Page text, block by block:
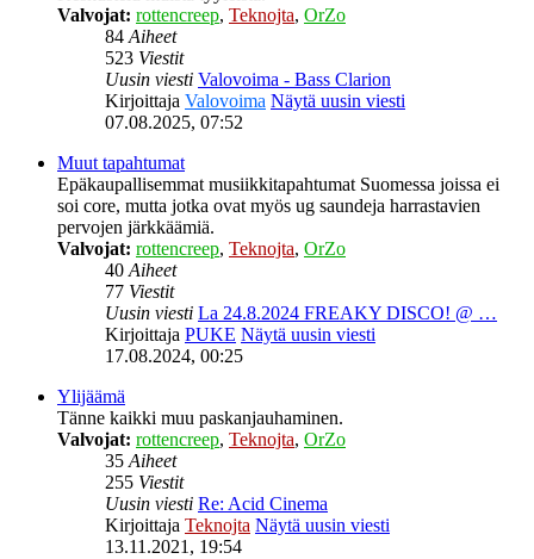
Valvojat: rottencreep, Teknojta, OrZo
84Aiheet
523 Viestit
Uusin viesti Valovoima - Bass Clarion
Kirjoittaja Valovoima Näytä uusin viesti
07.08.2025, 07:52
Muut tapahtumat
Epäkaupallisemmat musiikkitapahtumat Suomessa joissa ei
soi core, mutta jotka ovat myös ug saundeja harrastavien
pervojen järkkäämiä.
Valvojat: rottencreep, Teknojta, OrZo
40Aiheet
77 Viestit
Uusin viesti La 24.8.2024 FREAKY DISCO! @ …
Kirjoittaja PUKE Näytä uusin viesti
17.08.2024, 00:25
Ylijäämä
Tänne kaikki muu paskanjauhaminen.
Valvojat: rottencreep, Teknojta, OrZo
35Aiheet
255 Viestit
Uusin viesti Re: Acid Cinema
Kirjoittaja Teknojta Näytä uusin viesti
13.11.2021, 19:54